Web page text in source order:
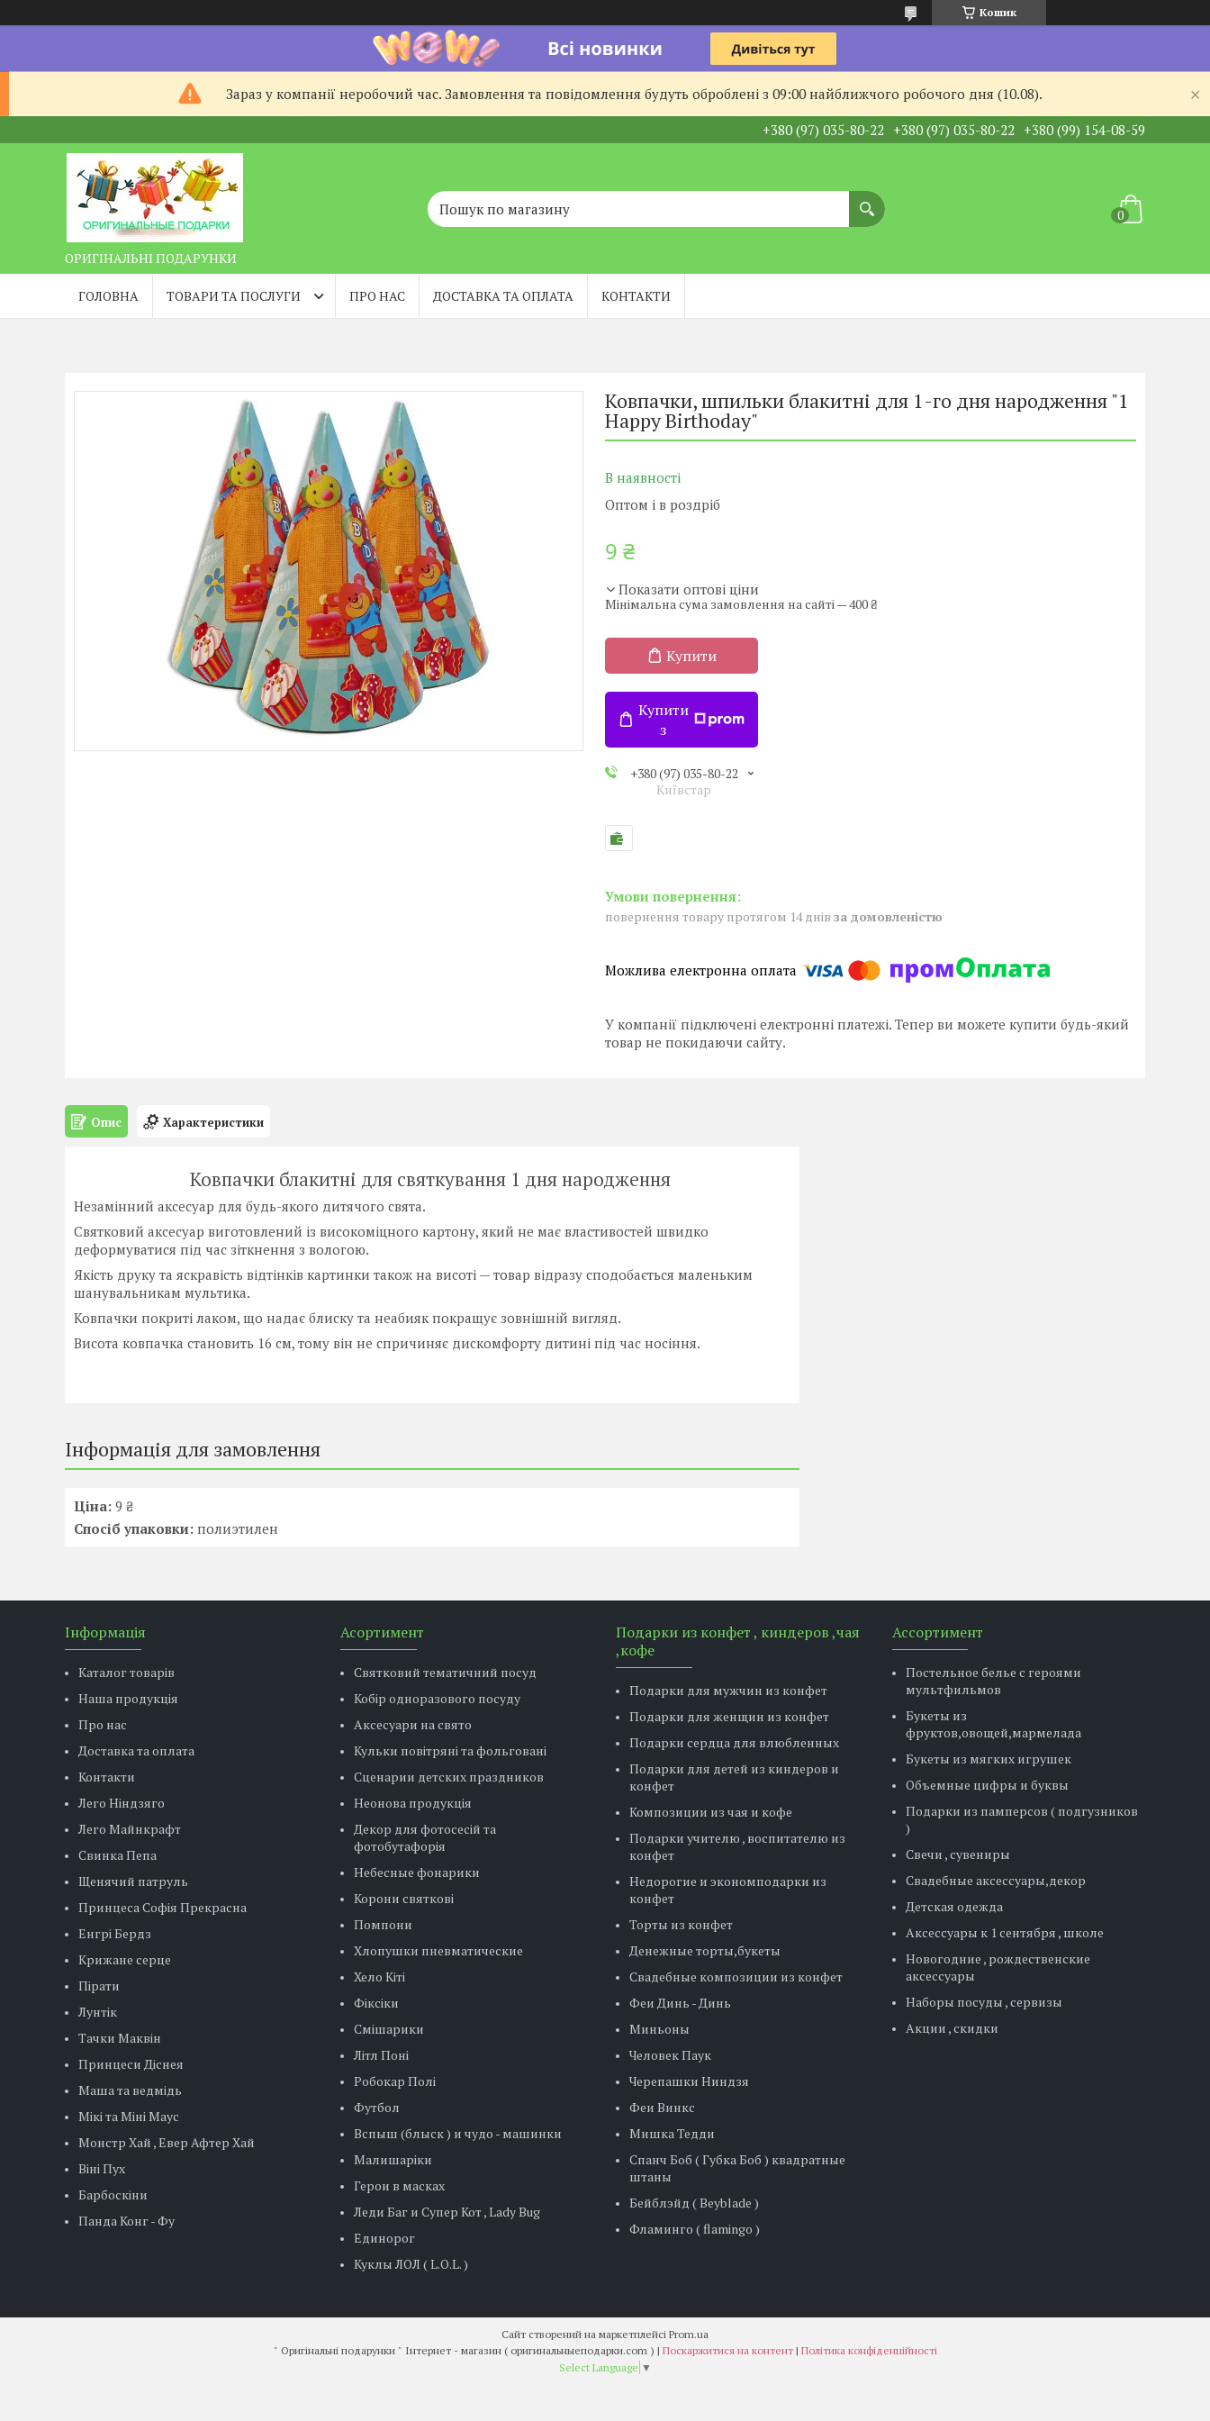
Кошик
Зараз у компанії неробочий час. Замовлення та повідомлення будуть оброблені з 09:00 найближчого робочого дня (10.08).
+380 (97) 035-80-22 +380 (97) 035-80-22 +380 (99) 154-08-59
ОРИГІНАЛЬНІ ПОДАРУНКИ
ГОЛОВНА ТОВАРИ ТА ПОСЛУГИ ПРО НАС ДОСТАВКА ТА ОПЛАТА КОНТАКТИ
Ковпачки, шпильки блакитні для 1-го дня народження "1
Happy Birthoday"
В наявності
Оптом і в роздріб
9 ₴
Показати оптові ціни
Мінімальна сума замовлення на сайті — 400 ₴
Купити
Купити
з
+380 (97) 035-80-22
Київстар
повернення товару протягом 14 днів за домовленістю
У компанії підключені електронні платежі. Тепер ви можете купити будь-який
товар не покидаючи сайту.
Опис Характеристики
Ковпачки блакитні для святкування 1 дня народження
Незамінний аксесуар для будь-якого дитячого свята.
Святковий аксесуар виготовлений із високоміцного картону, який не має властивостей швидко
деформуватися під час зіткнення з вологою.
Якість друку та яскравість відтінків картинки також на висоті — товар відразу сподобається маленьким
шанувальникам мультика.
Ковпачки покриті лаком, що надає блиску та неабияк покращує зовнішній вигляд.
Висота ковпачка становить 16 см, тому він не спричиняє дискомфорту дитині під час носіння.
Інформація для замовлення
Ціна: 9 ₴
Спосіб упаковки: полиэтилен
Інформація
Каталог товарів
Наша продукція
Про нас
Доставка та оплата
Контакти
Лего Ніндзяго
Лего Майнкрафт
Свинка Пепа
Щенячий патруль
Принцеса Софія Прекрасна
Енгрі Бердз
Крижане серце
Пірати
Лунтік
Тачки Маквін
Принцеси Діснея
Маша та ведмідь
Мікі та Міні Маус
Монстр Хай , Евер Афтер Хай
Віні Пух
Барбоскіни
Панда Конг - Фу
Асортимент
Святковий тематичний посуд
Кобір одноразового посуду
Аксесуари на свято
Кульки повітряні та фольговані
Сценарии детских праздников
Неонова продукція
Декор для фотосесій та
фотобутафорія
Небесные фонарики
Корони святкові
Помпони
Хлопушки пневматические
Хело Кіті
Фіксіки
Смішарики
Літл Поні
Робокар Полі
Футбол
Вспыш (блыск ) и чудо - машинки
Малишаріки
Герои в масках
Леди Баг и Супер Кот , Lady Bug
Единорог
Куклы ЛОЛ ( L.O.L. )
Подарки из конфет , киндеров ,чая
,кофе
Подарки для мужчин из конфет
Подарки для женщин из конфет
Подарки сердца для влюбленных
Подарки для детей из киндеров и
конфет
Композиции из чая и кофе
Подарки учителю , воспитателю из
конфет
Недорогие и экономподарки из
конфет
Торты из конфет
Денежные торты,букеты
Свадебные композиции из конфет
Феи Динь - Динь
Миньоны
Человек Паук
Черепашки Ниндзя
Феи Винкс
Мишка Тедди
Спанч Боб ( Губка Боб ) квадратные
штаны
Бейблэйд ( Beyblade )
Фламинго ( flamingo )
Ассортимент
Постельное белье с героями
мультфильмов
Букеты из
фруктов,овощей,мармелада
Букеты из мягких игрушек
Объемные цифры и буквы
Подарки из памперсов ( подгузников
)
Свечи , сувениры
Свадебные аксессуары,декор
Детская одежда
Аксессуары к 1 сентября , школе
Новогодние , рождественские
аксессуары
Наборы посуды , сервизы
Акции , скидки
Сайт створений на маркетплейсі Prom.ua
" Оригінальні подарунки " Інтернет - магазин ( оригинальныеподарки.com ) | Поскаржитися на контент | Політика конфіденційності
Select Language ▼